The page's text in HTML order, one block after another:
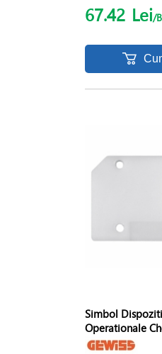
67.42 Lei/
Simbol
Operationale